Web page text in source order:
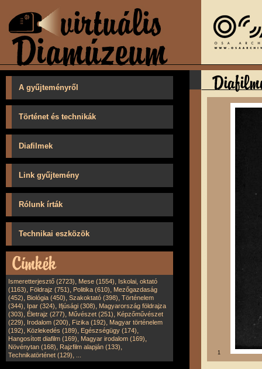
A gyűjteményről
Történet és technikák
Diafilmek
Link gyűjtemény
Rólunk írták
Technikai eszközök
Ismeretterjesztő (2723), Mese (1554), Iskolai, oktató
(1163), Földrajz (751), Politika (610), Mezőgazdaság
(452), Biológia (450), Szakoktató (398), Történelem
(344), Ipar (324), Ifjúsági (308), Magyarország földrajza
(303), Életrajz (277), Művészet (251), Képzőművészet
(229), Irodalom (200), Fizika (192), Magyar történelem
(192), Közlekedés (189), Egészségügy (174),
Hangosított diafilm (169), Magyar irodalom (169),
Növénytan (168), Rajzfilm alapján (133),
Technikatörténet (129), 1